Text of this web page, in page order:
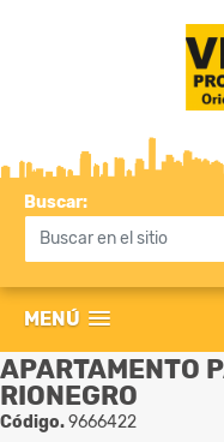
Buscar:
MENÚ
APARTAMENTO
RIONEGRO
Código.9666422